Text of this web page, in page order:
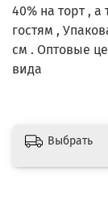
40% на торт , а
гостям ,
см . Оптовые
вида
Выбрать